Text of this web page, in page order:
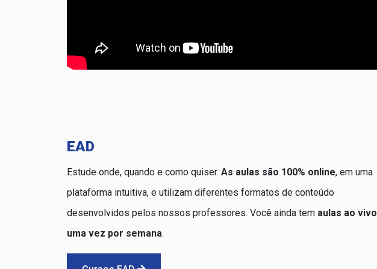
EAD
Estude onde, quando e como quiser. As aulas são 100% online, em uma
plataforma intuitiva, e utilizam diferentes formatos de conteúdo
desenvolvidos pelos nossos professores. Você ainda tem aulas ao vivo
uma vez por semana.